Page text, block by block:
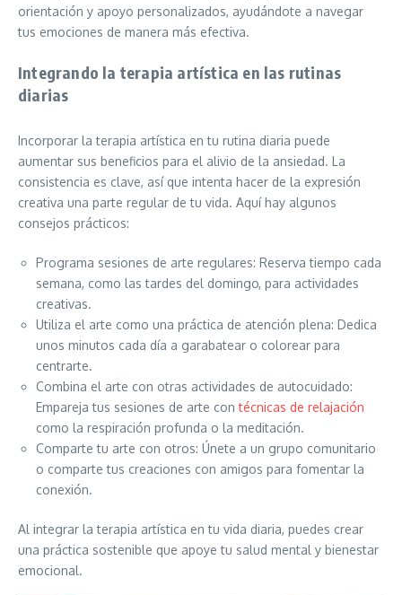
orientación y apoyo personalizados, ayudándote a navegar
tus emociones de manera más efectiva.
Integrando la terapia artística en las rutinas
diarias
Incorporar la terapia artística en tu rutina diaria puede
aumentar sus beneficios para el alivio de la ansiedad. La
consistencia es clave, así que intenta hacer de la expresión
creativa una parte regular de tu vida. Aquí hay algunos
consejos prácticos:
Programa sesiones de arte regulares: Reserva tiempo cada
semana, como las tardes del domingo, para actividades
creativas.
Utiliza el arte como una práctica de atención plena: Dedica
unos minutos cada día a garabatear o colorear para
centrarte.
Combina el arte con otras actividades de autocuidado:
Empareja tus sesiones de arte contécnicas de relajación
como la respiración profunda o la meditación.
Comparte tu arte con otros: Únete a un grupo comunitario
o comparte tus creaciones con amigos para fomentar la
conexión.
Al integrar la terapia artística en tu vida diaria, puedes crear
una práctica sostenible que apoye tu salud mental y bienestar
emocional.